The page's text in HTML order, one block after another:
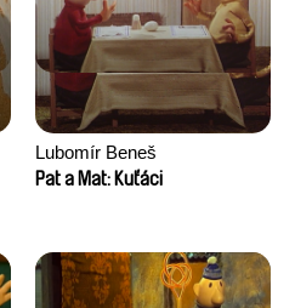
Lubomír Beneš
Pat a Mat: Kuťáci